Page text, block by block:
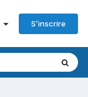
S’inscrire